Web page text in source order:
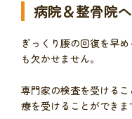
病院＆整骨院
ぎっくり腰の回復を早
も欠かせません。
専門家の検査を受ける
療を受けることができま